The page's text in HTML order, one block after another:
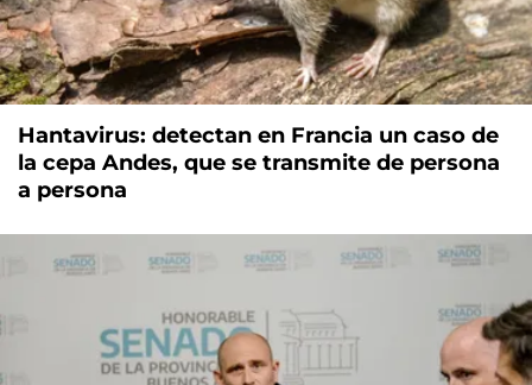
Hantavirus: detectan en Francia un caso de
la cepa Andes, que se transmite de persona
a persona